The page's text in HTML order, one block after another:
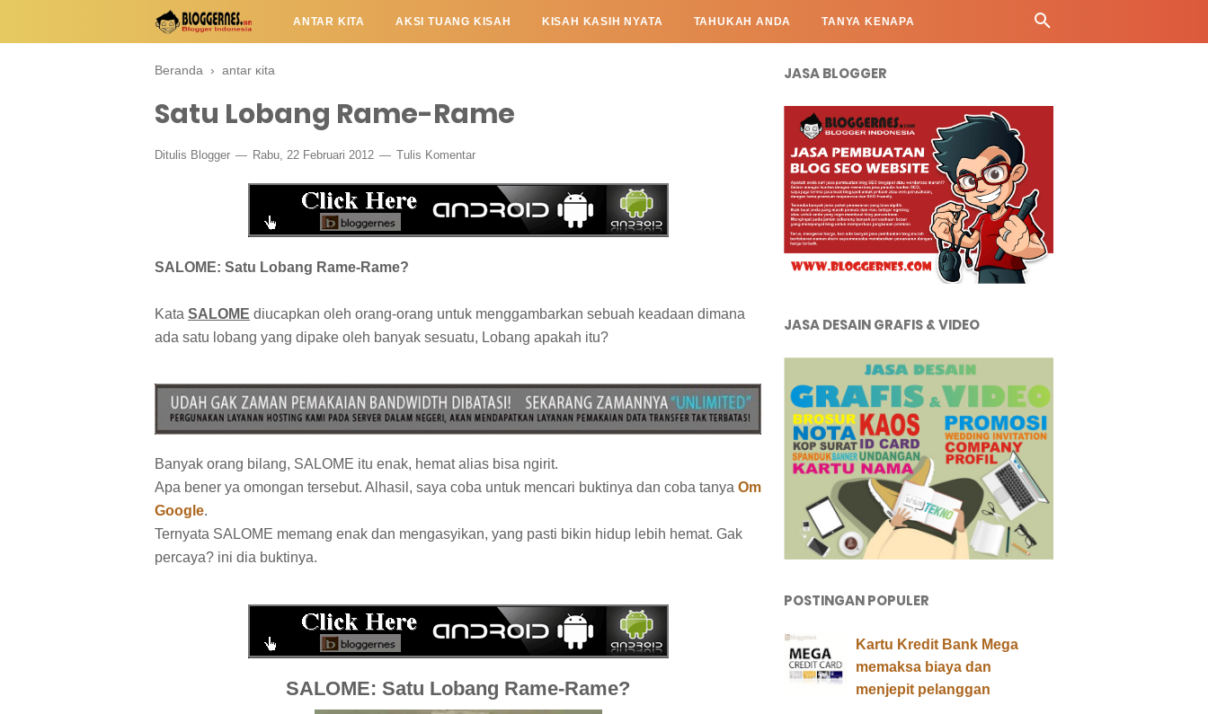
ANTAR KITA AKSI TUANG KISAH KISAH KASIH NYATA TAHUKAH ANDA TANYA KENAPA
APA DAN SIAPA
Beranda › antar kita
Satu Lobang Rame-Rame
Ditulis Blogger Rabu, 22 Februari 2012 Tulis Komentar
SALOME: Satu Lobang Rame-Rame?
Kata SALOME diucapkan oleh orang-orang untuk menggambarkan sebuah keadaan dimana
ada satu lobang yang dipake oleh banyak sesuatu, Lobang apakah itu?
Banyak orang bilang, SALOME itu enak, hemat alias bisa ngirit.
Apa bener ya omongan tersebut. Alhasil, saya coba untuk mencari buktinya dan coba tanya Om
Google.
Ternyata SALOME memang enak dan mengasyikan, yang pasti bikin hidup lebih hemat. Gak
percaya? ini dia buktinya.
SALOME: Satu Lobang Rame-Rame?
JASA BLOGGER
JASA DESAIN GRAFIS & VIDEO
POSTINGAN POPULER
Kartu Kredit Bank Mega
memaksa biaya dan
menjepit pelanggan